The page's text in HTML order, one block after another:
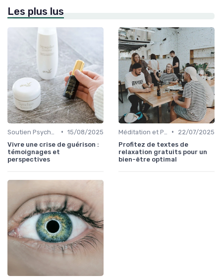
Les plus lus
• 15/08/2025
Vivre une crise de guérison :
témoignages et
perspectives
•
22/07/2025
Profitez de textes de
relaxation gratuits pour un
bien-être optimal